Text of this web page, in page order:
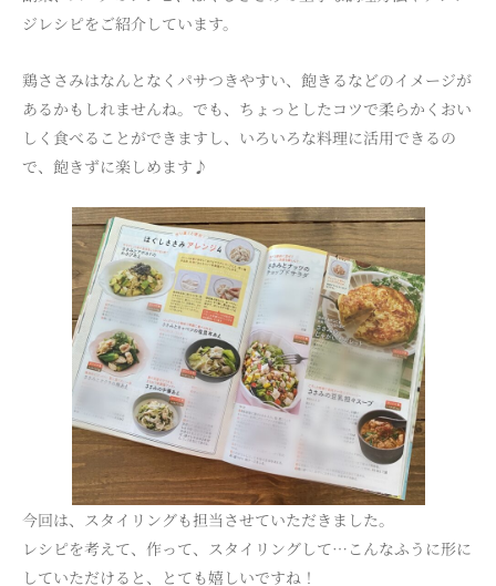
ジレシピをご紹介しています。
鶏ささみはなんとなくパサつきやすい、飽きるなどのイメージが
あるかもしれませんね。でも、ちょっとしたコツで柔らかくおい
しく食べることができますし、いろいろな料理に活用できるの
で、飽きずに楽しめます♪
今回は、スタイリングも担当させていただきました。
レシピを考えて、作って、スタイリングして…こんなふうに形に
していただけると、とても嬉しいですね！